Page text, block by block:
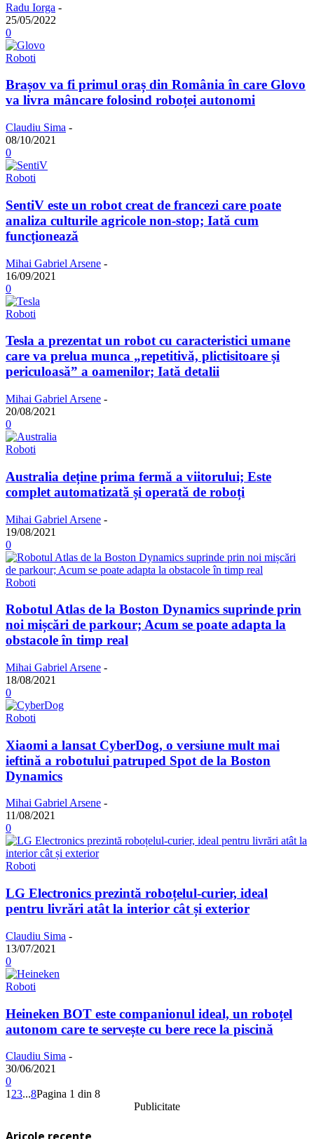
Radu Iorga -
25/05/2022
0
Roboti
Brașov va fi primul oraș din România în care Glovo
va livra mâncare folosind roboței autonomi
Claudiu Sima -
08/10/2021
0
Roboti
SentiV este un robot creat de francezi care poate
analiza culturile agricole non-stop; Iată cum
funcționează
Mihai Gabriel Arsene -
16/09/2021
0
Roboti
Tesla a prezentat un robot cu caracteristici umane
care va prelua munca „repetitivă, plictisitoare și
periculoasă” a oamenilor; Iată detalii
Mihai Gabriel Arsene -
20/08/2021
0
Roboti
Australia deține prima fermă a viitorului; Este
complet automatizată și operată de roboți
Mihai Gabriel Arsene -
19/08/2021
0
Roboti
Robotul Atlas de la Boston Dynamics suprinde prin
noi mișcări de parkour; Acum se poate adapta la
obstacole în timp real
Mihai Gabriel Arsene -
18/08/2021
0
Roboti
Xiaomi a lansat CyberDog, o versiune mult mai
ieftină a robotului patruped Spot de la Boston
Dynamics
Mihai Gabriel Arsene -
11/08/2021
0
Roboti
LG Electronics prezintă roboțelul-curier, ideal
pentru livrări atât la interior cât și exterior
Claudiu Sima -
13/07/2021
0
Roboti
Heineken BOT este companionul ideal, un roboțel
autonom care te servește cu bere rece la piscină
Claudiu Sima -
30/06/2021
0
1 23...8Pagina 1 din 8
Publicitate
Aricole recente